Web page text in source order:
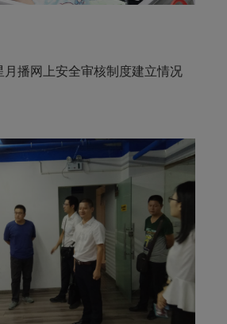
月播网上安全审核制度建立情况